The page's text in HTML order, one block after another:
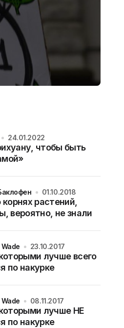
чтобы быть
24.01.2022
растений,
вероятно, не знали
01.10.2018
лучше всего
по накурке
Wade 23.10.2017
лучше НЕ
по накурке
Wade 08.11.2017